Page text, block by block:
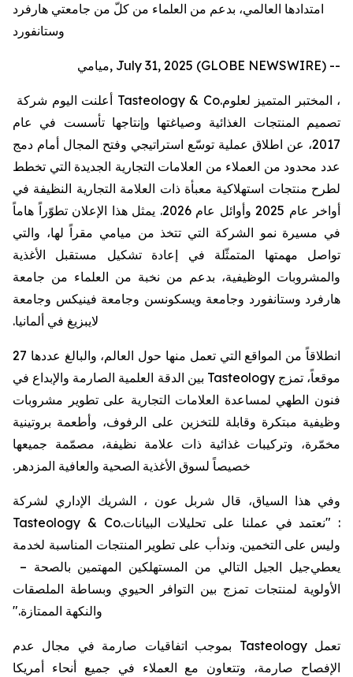
امتدادها العالمي، بدعم من العلماء من كلّ من جامعتي هارفرد
وستانفورد
ميامي, July 31, 2025 (GLOBE NEWSWIRE) --
أعلنت اليوم شركة Tasteology & Co.، المختبر المتميز لعلوم
تصميم المنتجات الغذائية وصياغتها وإنتاجها تأسست في عام
2017، عن اطلاق عملية توسّع استراتيجي وفتح المجال أمام دمج
عدد محدود من العملاء من العلامات التجارية الجديدة التي تخطط
لطرح منتجات استهلاكية معبأة ذات العلامة التجارية النظيفة في
أواخر عام 2025 وأوائل عام 2026. يمثل هذا الإعلان تطوّراً هاماً
في مسيرة نمو الشركة التي تتخذ من ميامي مقراً لها، والتي
تواصل مهمتها المتمثّلة في إعادة تشكيل مستقبل الأغذية
والمشروبات الوظيفية، بدعم من نخبة من العلماء من جامعة
هارفرد وستانفورد وجامعة ويسكونسن وجامعة فينيكس وجامعة
لايبزيغ في ألمانيا.
انطلاقاً من المواقع التي تعمل منها حول العالم، والبالغ عددها 27
موقعاً، تمزج Tasteology بين الدقة العلمية الصارمة والإبداع في
فنون الطهي لمساعدة العلامات التجارية على تطوير مشروبات
وظيفية مبتكرة وقابلة للتخزين على الرفوف، وأطعمة بروتينية
مخمّرة، وتركيبات غذائية ذات علامة نظيفة، مصمّمة جميعها
خصيصاً لسوق الأغذية الصحية والعافية المزدهر.
وفي هذا السياق، قال شربل عون ، الشريك الإداري لشركة
Tasteology & Co.: "نعتمد في عملنا على تحليلات البيانات
وليس على التخمين. وندأب على تطوير المنتجات المناسبة لخدمة
الجيل التالي من المستهلكين المهتمين بالصحة – جيليعطي
الأولوية لمنتجات تمزج بين التوافر الحيوي وبساطة الملصقات
والنكهة الممتازة."
تعمل Tasteology بموجب اتفاقيات صارمة في مجال عدم
الإفصاح صارمة، وتتعاون مع العملاء في جميع أنحاء أمريكا